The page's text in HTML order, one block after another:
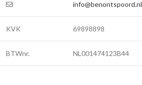
info@benontspoord.nl
KVK 69898898
BTWnr. NL001474123B44